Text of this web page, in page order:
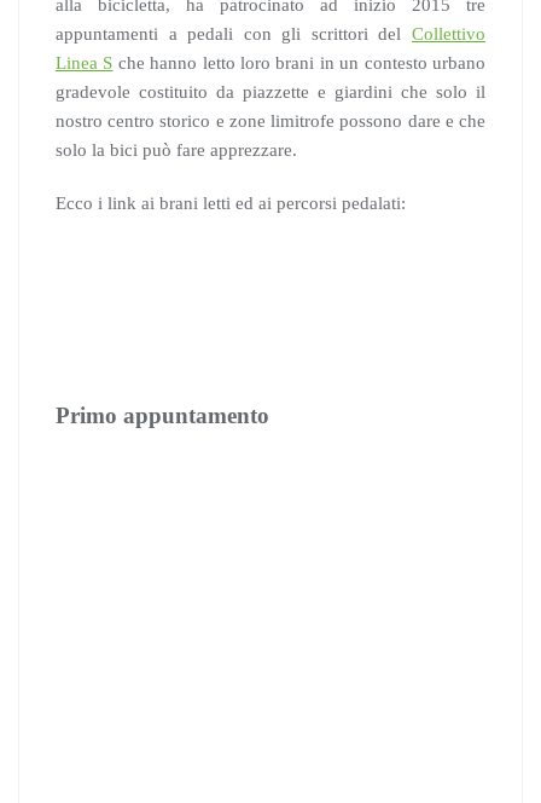
alla bicicletta, ha patrocinato ad inizio 2015 tre
appuntamenti a pedali con gli scrittori del Collettivo
Linea S che hanno letto loro brani in un contesto urbano
gradevole costituito da piazzette e giardini che solo il
nostro centro storico e zone limitrofe possono dare e che
solo la bici può fare apprezzare.
Ecco i link ai brani letti ed ai percorsi pedalati:
Primo appuntamento